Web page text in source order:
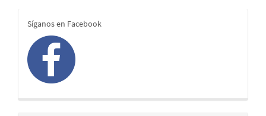
redes
Síganos en Facebook